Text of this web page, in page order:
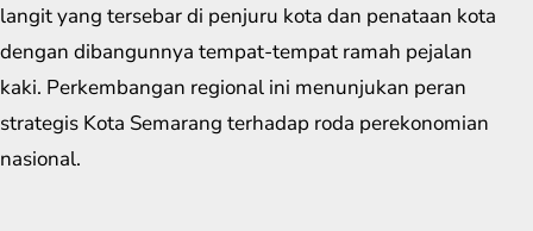
langit yang tersebar di penjuru kota dan penataan kota
dengan dibangunnya tempat-tempat ramah pejalan
kaki. Perkembangan regional ini menunjukan peran
strategis Kota Semarang terhadap roda perekonomian
nasional.